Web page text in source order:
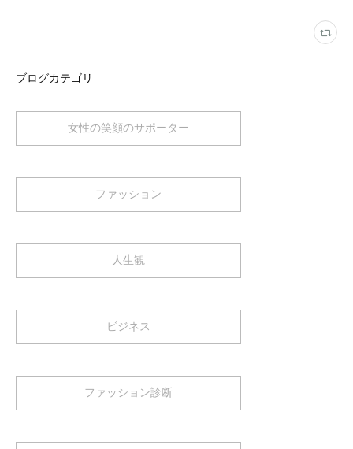
ブログカテゴリ
女性の笑顔のサポーター
ファッション
人生観
ビジネス
ファッション診断